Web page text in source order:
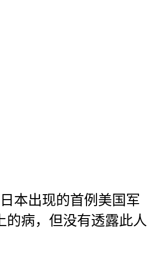
本出现的首例美国军
的病，但没有透露此人